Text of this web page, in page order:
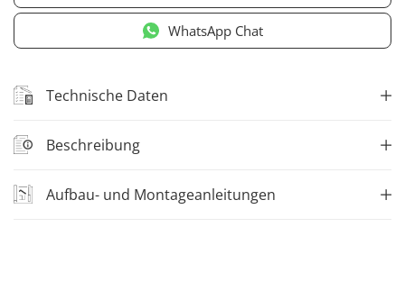
WhatsApp Chat
Technische Daten
Beschreibung
Aufbau- und Montageanleitungen